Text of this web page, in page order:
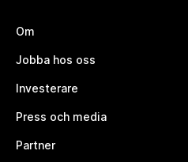
Om
Jobba hos oss
Investerare
Press och media
Partner